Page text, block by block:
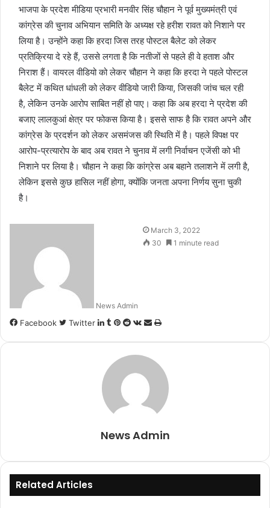
भाजपा के प्रदेश मीडिया प्रभारी मनवीर सिंह चौहान ने पूर्व मुख्यमंत्री एवं
कांग्रेस की चुनाव अभियान समिति के अध्यक्ष रहे हरीश रावत को निशाने पर
लिया है। उन्होंने कहा कि हरदा जिस तरह पोस्टल बैलेट को लेकर
प्रतिक्रिया दे रहे हैं, उससे लगता है कि नतीजों से पहले ही वे हताश और
निराश हैं। वायरल वीडियो को लेकर चौहान ने कहा कि हरदा ने पहले पोस्टल
बैलेट में कथित धांधली को लेकर वीडियो जारी किया, जिसकी जांच चल रही
है, लेकिन उनके आरोप साबित नहीं हो पाए। कहा कि अब हरदा ने प्रदेश की
बजाए लालकुआं क्षेत्र पर फोकस किया है। इससे साफ है कि रावत अपने और
कांग्रेस के प्रदर्शन को लेकर असमंजस की स्थिति में है। पहले विपक्ष पर
आरोप-प्रत्यारोप के बाद अब रावत ने चुनाव में लगी निर्वाचन एजेंसी को भी
निशाने पर लिया है। चौहान ने कहा कि कांग्रेस अब बहाने तलाशने में लगी है,
लेकिन इससे कुछ हासिल नहीं होगा, क्योंकि जनता अपना निर्णय सुना चुकी
है।
News Admin
March 3, 2022
30
1 minute read
Facebook Twitter LinkedIn
Tumblr
Pinterest
RedditVKontakte
Share
Print
News Admin
Related Articles